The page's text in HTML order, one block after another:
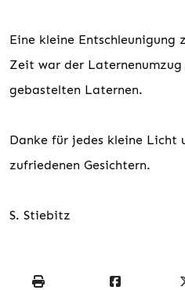
Eine kleine Entschleunigung
Zeit war der
gebastelten Laternen.
Danke für jedes kleine Licht
zufriedenen Gesichtern.
S. Stiebitz